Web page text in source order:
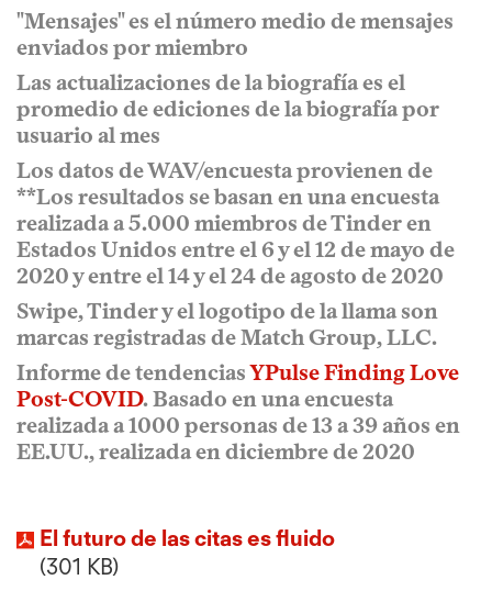
"Mensajes" es el número medio de mensajes
enviados por miembro
Las actualizaciones de la biografía es el
promedio de ediciones de la biografía por
usuario al mes
Los datos de WAV/encuesta provienen de
**Los resultados se basan en una encuesta
realizada a 5.000 miembros de Tinder en
Estados Unidos entre el 6 y el 12 de mayo de
2020 y entre el 14 y el 24 de agosto de 2020
Swipe, Tinder y el logotipo de la llama son
marcas registradas de Match Group, LLC.
Informe de tendenciasYPulse Finding Love
Post-COVID. Basado en una encuesta
realizada a 1000 personas de 13 a 39 años en
EE.UU., realizada en diciembre de 2020
El futuro de las citas es fluido
301 KB